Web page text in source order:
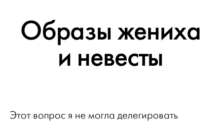
Образы жениха
и невесты
Этот вопрос я не могла делегировать